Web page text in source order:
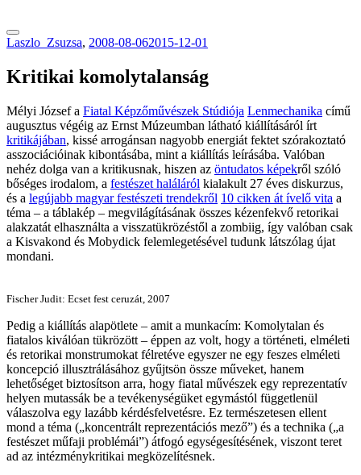
Laszlo_Zsuzsa, 2008-08-062015-12-01
Kritikai komolytalanság
Mélyi József a Fiatal Képzőművészek Stúdiója Lenmechanika című
augusztus végéig az Ernst Múzeumban látható kiállításáról írt
kritikájában, kissé arrogánsan nagyobb energiát fektet szórakoztató
asszociációinak kibontásába, mint a kiállítás leírásába. Valóban
nehéz dolga van a kritikusnak, hiszen az öntudatos képekről szóló
bőséges irodalom, a festészet haláláról kialakult 27 éves diskurzus,
és a legújabb magyar festészeti trendekről 10 cikken át ívelő vita a
téma – a táblakép – megvilágításának összes kézenfekvő retorikai
alakzatát elhasználta a visszatükrözéstől a zombiig, így valóban csak
a Kisvakond és Mobydick felemlegetésével tudunk látszólag újat
mondani.
Fischer Judit: Ecset fest ceruzát, 2007
Pedig a kiállítás alapötlete – amit a munkacím: Komolytalan és
fiatalos kiválóan tükrözött – éppen az volt, hogy a történeti, elméleti
és retorikai monstrumokat félretéve egyszer ne egy feszes elméleti
koncepció illusztrálásához gyűjtsön össze műveket, hanem
lehetőséget biztosítson arra, hogy fiatal művészek egy reprezentatív
helyen mutassák be a tevékenységüket egymástól függetlenül
válaszolva egy lazább kérdésfelvetésre. Ez természetesen ellent
mond a téma („koncentrált reprezentációs mező”) és a technika („a
festészet műfaji problémái”) átfogó egységesítésének, viszont teret
ad az intézménykritikai megközelítésnek.